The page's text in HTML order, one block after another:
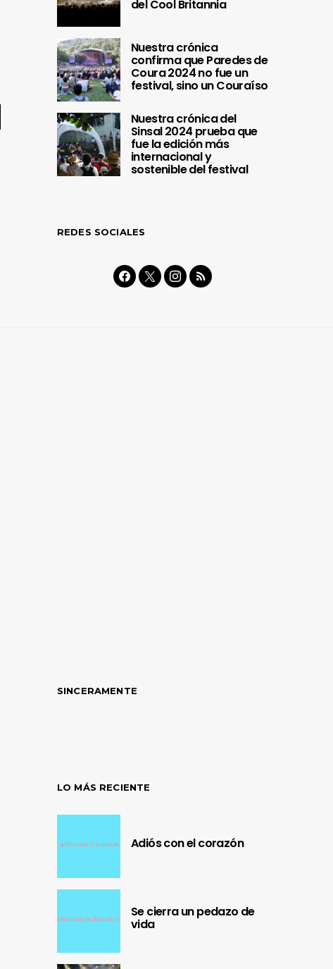
del Cool Britannia
Nuestra crónica
confirma que Paredes de
Coura 2024 no fue un
festival, sino un Couraíso
Nuestra crónica del
Sinsal 2024 prueba que
fue la edición más
internacional y
sostenible del festival
REDES SOCIALES
SINCERAMENTE
LO MÁS RECIENTE
Adiós con el corazón
Se cierra un pedazo de
vida